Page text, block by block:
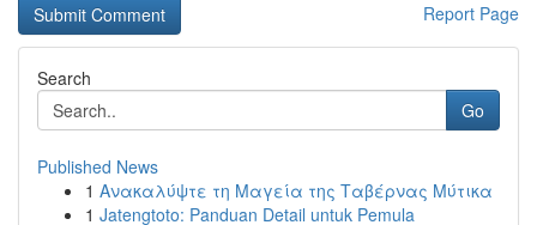
Report Page
Search
Go
Published News
1 Ανακαλύψτε τη Μαγεία της Ταβέρνας Μύτικα
1 Jatengtoto: Panduan Detail untuk Pemula